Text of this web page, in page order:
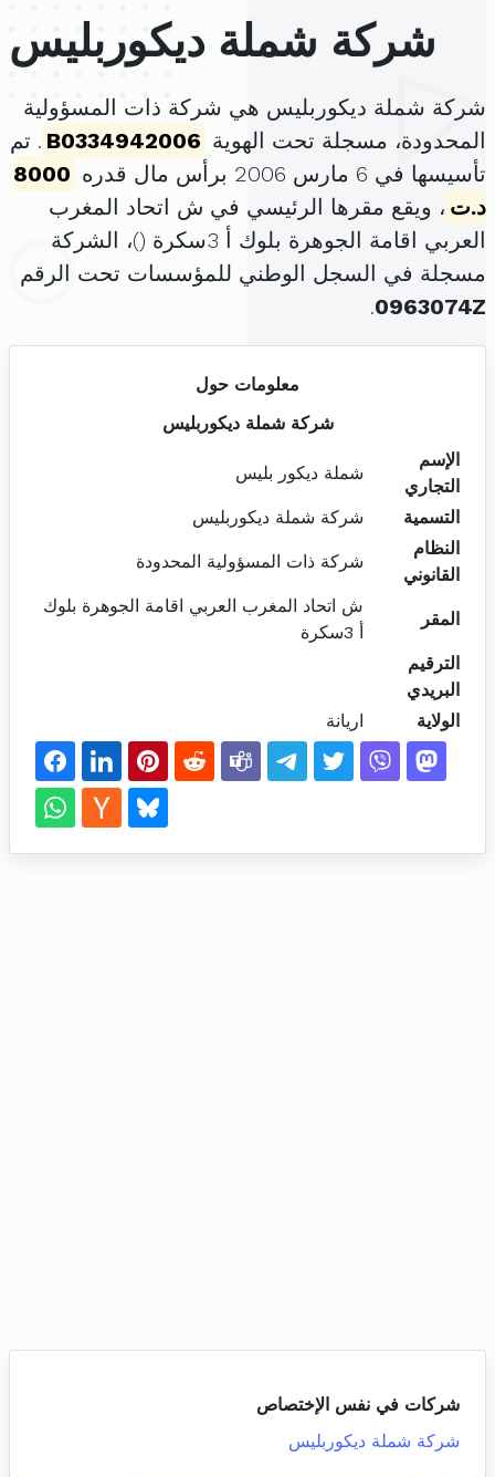
شركة شملة ديكوربليس
شركة شملة ديكوربليس هي شركة ذات المسؤولية
المحدودة، مسجلة تحت الهوية B0334942006 . تم
تأسيسها في 6 مارس 2006 برأس مال قدره
8000
د.ت ، ويقع مقرها الرئيسي في ش اتحاد المغرب
العربي اقامة الجوهرة بلوك أ 3سكرة (
)، الشركة
مسجلة في السجل الوطني للمؤسسات تحت الرقم
0963074Z
.
معلومات حول
شركة شملة ديكوربليس
الإسم
التجاري
شملة ديكور بليس
التسمية
شركة شملة ديكوربليس
النظام
القانوني
شركة ذات المسؤولية المحدودة
المقر
ش اتحاد المغرب العربي اقامة الجوهرة بلوك
الترقيم
البريدي
الولاية
اريانة
شركات في نفس الإختصاص
شركة شملة ديكوربليس